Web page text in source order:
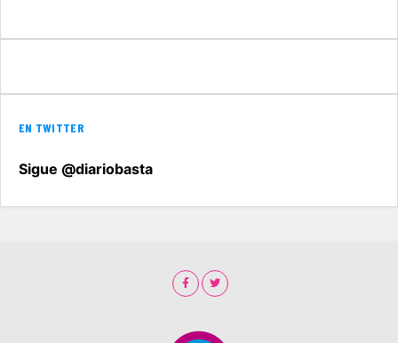
EN TWITTER
Sigue @diariobasta